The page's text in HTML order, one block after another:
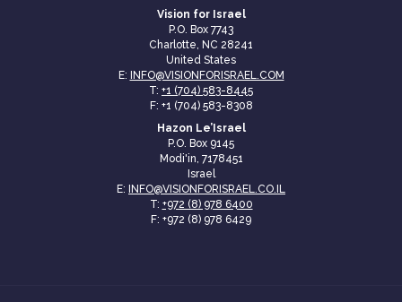
Vision for Israel
P.O. Box 7743
Charlotte, NC 28241
United States
E:
INFO@VISIONFORISRAEL.COM
T: +1 (704) 583-8445
F: +1 (704) 583-8308
Hazon Le’Israel
P.O. Box 9145
Modi'in, 7178451
Israel
E:
INFO@VISIONFORISRAEL.CO.IL
T: +972 (8) 978 6400
F: +972 (8) 978 6429